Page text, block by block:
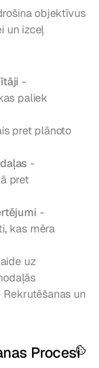
objektīvus
un izceļ
-
paliek
pret plānoto
-
pret
-
kas mēra
uz
Rekrutēšanas un
Procesi